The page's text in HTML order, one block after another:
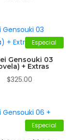
Especial
Gensouki 03
+ Extras
$325.00
Especial